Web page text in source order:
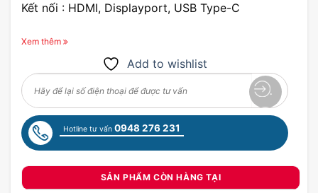
Kết nối : HDMI, Displayport, USB Type-C
Xem thêm
Add to wishlist
Hotline tư vấn 0948 276 231
SẢN PHẨM CÒN HÀNG TẠI